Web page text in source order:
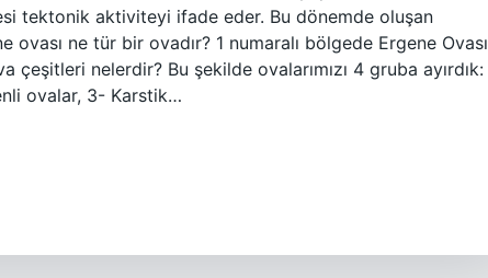
tektonik aktiviteyi ifade eder. Bu dönemde oluşan
ne tür bir ovadır? 1 numaralı bölgede Ergene Ovası
nelerdir? Bu şekilde ovalarımızı 4 gruba ayırdık:
ovalar, 3- Karstik…